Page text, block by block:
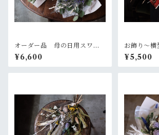
オーダー品 母の日用スワッ
グ2個セット
¥6,600
お飾り〜横
¥5,500